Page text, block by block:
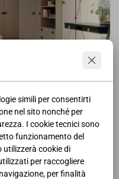
simili per consentirti
nel sito nonché per
I cookie tecnici sono
funzionamento del
utilizzerà cookie di
per raccogliere
per finalità
i sogni prendono vitae ogni
ambienti sicuri
i più piccoli